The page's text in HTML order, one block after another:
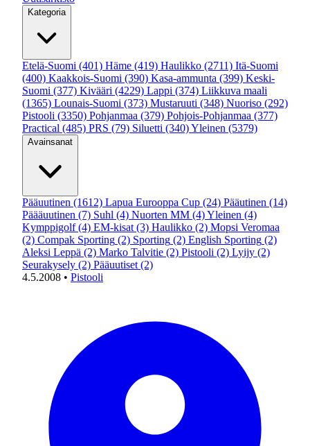
Kategoria
Etelä-Suomi (401) Häme (419) Haulikko (2711) Itä-Suomi
(400) Kaakkois-Suomi (390) Kasa-ammunta (399) Keski-
Suomi (377) Kivääri (4229) Lappi (374) Liikkuva maali
(1365) Lounais-Suomi (373) Mustaruuti (348) Nuoriso (292)
Pistooli (3350) Pohjanmaa (379) Pohjois-Pohjanmaa (377)
Practical (485) PRS (79) Siluetti (340)Yleinen (5379)
Avainsanat
Pääuutinen (1612) Lapua Eurooppa Cup (24) Pääutinen (14)
Päääuutinen (7) Suhl (4) Nuorten MM (4)Yleinen (4)
Kymppigolf (4) EM-kisat (3) Haulikko (2) Mopsi Veromaa
(2) Compak Sporting (2) Sporting (2) English Sporting (2)
Aleksi Leppä (2) Marko Talvitie (2) Pistooli (2) Lyijy (2)
Seurakysely (2) Pääuutiset (2)
4.5.2008 • Pistooli